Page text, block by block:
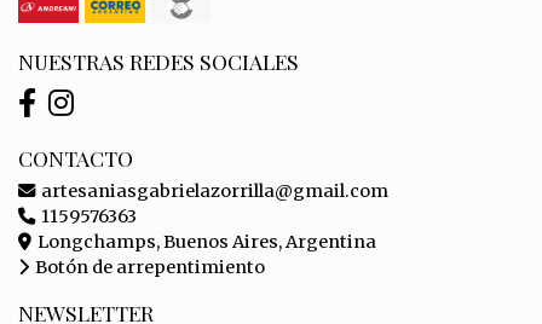
NUESTRAS REDES SOCIALES
CONTACTO
artesaniasgabrielazorrilla@gmail.com
1159576363
Longchamps, Buenos Aires, Argentina
Botón de arrepentimiento
NEWSLETTER